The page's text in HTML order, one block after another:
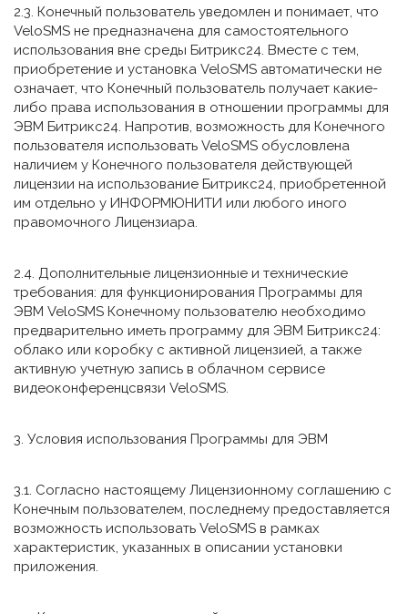
2.3. Конечный пользователь уведомлен и понимает, что
VeloSMS не предназначена для самостоятельного
использования вне среды Битрикс24. Вместе с тем,
приобретение и установка VeloSMS автоматически не
означает, что Конечный пользователь получает какие-
либо права использования в отношении программы для
ЭВМ Битрикс24. Напротив, возможность для Конечного
пользователя использовать VeloSMS обусловлена
наличием у Конечного пользователя действующей
лицензии на использование Битрикс24, приобретенной
им отдельно у ИНФОРМЮНИТИ или любого иного
правомочного Лицензиара.
2.4. Дополнительные лицензионные и технические
требования: для функционирования Программы для
ЭВМ VeloSMS Конечному пользователю необходимо
предварительно иметь программу для ЭВМ Битрикс24:
облако или коробку с активной лицензией, а также
активную учетную запись в облачном сервисе
видеоконференцсвязи VeloSMS.
3. Условия использования Программы для ЭВМ
3.1. Согласно настоящему Лицензионному соглашению с
Конечным пользователем, последнему предоставляется
возможность использовать VeloSMS в рамках
характеристик, указанных в описании установки
приложения.